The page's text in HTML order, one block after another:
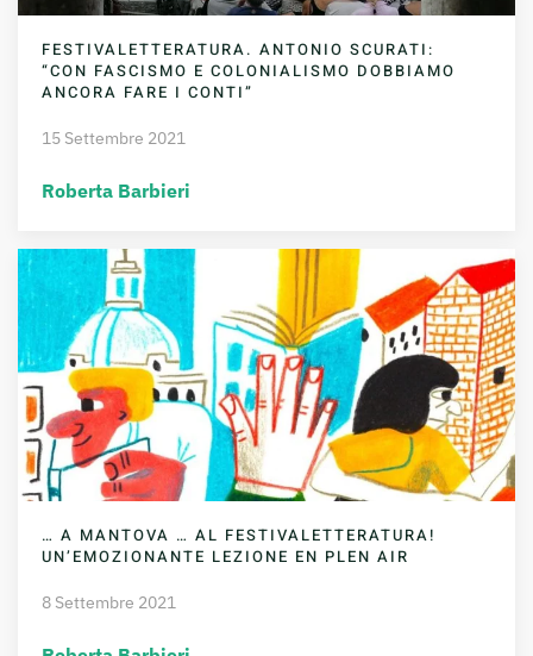
FESTIVALETTERATURA. ANTONIO SCURATI:
“CON FASCISMO E COLONIALISMO DOBBIAMO
ANCORA FARE I CONTI”
15 Settembre 2021
Roberta Barbieri
… A MANTOVA … AL FESTIVALETTERATURA!
UN’EMOZIONANTE LEZIONE EN PLEN AIR
8 Settembre 2021